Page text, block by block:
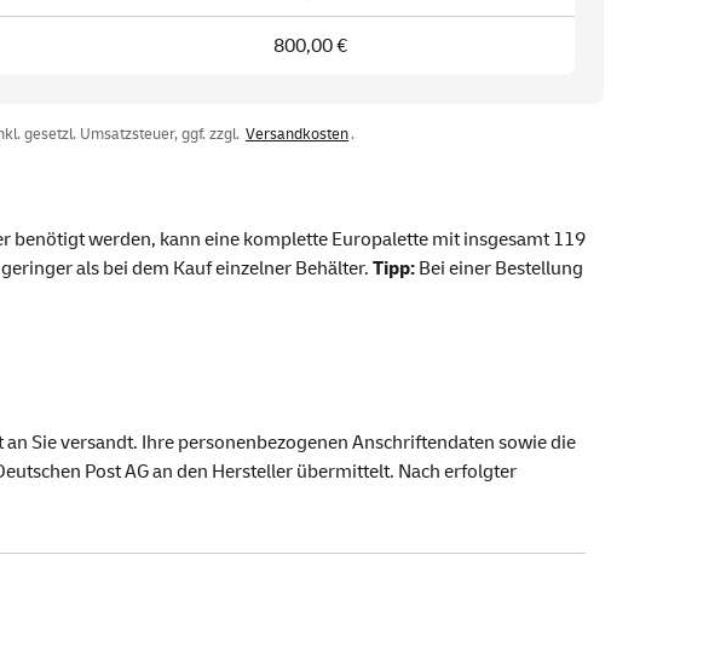
800,00 €
gesetzl. Umsatzsteuer, ggf. zzgl. Versandkosten.
benötigt werden, kann eine komplette Europalette mit insgesamt 119
als bei dem Kauf einzelner Behälter. Tipp: Bei einer Bestellung
Sie versandt. Ihre personenbezogenen Anschriftendaten sowie die
Post AG an den Hersteller übermittelt. Nach erfolgter